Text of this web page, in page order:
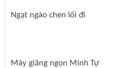
Ngạt ngào chen lối đi
Mây giăng ngọn Minh Tự